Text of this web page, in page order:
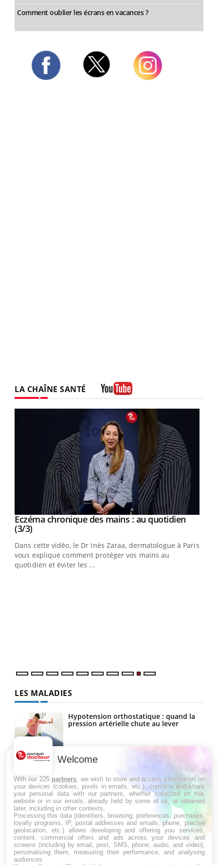
Comment oublier les écrans en vacances ?
LA CHAÎNE SANTÉ
Youtube
Eczéma chronique des mains : au quotidien
(3/3)Youtube
Dans cette vidéo, le Dr Inès Zaraa, dermatologue à Paris,
vous explique comment protéger vos mains au
quotidien et éviter les ...
Youtube
Eczéma chronique des mains : les symptômes
(2/3)Youtube
Une plaque rouge qui gratte, une peau sèche qui tiraille,
une démangeaison persistante… Et si ce n'était pas juste
une irritation ...
LES MALADIES
Hypotension orthostatique : quand la
pression artérielle chute au lever
Drépanocytose : une déformation des
Maladie de Charcot (Sclérose latérale
amyotrophique)
Welcome
With our 225 partners , we wish to store and access information on
your devices (cookies, pixels in emails, etc.), combine and share
your personal data with our partners, whether collected on this
website or in our emails, already held by some of us, or obtained
later, including in other contexts.
Processing this data (identifiers, browsing, preferences, purchases,
loyalty programs, IP, postal addresses and emails, phone, precise
geolocation, etc.) allows developing and offering you services,
content, commercial offers and ads across your devices and
screens (including by email, post, SMS, phone, audio, and video),
personalising them, measuring their performance, and analysing
audiences.